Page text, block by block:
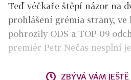
Teď véčkaře štěpí názor na
prohlášení grémia strany,
pohrozily ODS a TOP 09
premiér Petr Nečas nesplní
ZBÝVÁ VÁM